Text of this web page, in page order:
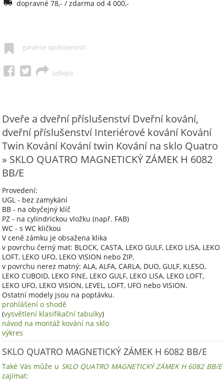
dopravné 78,- / zdarma od 4 000,-
garance spokojenosti
sdílejte
Dveře a dveřní příslušenství Dveřní kování,
dveřní příslušenství Interiérové kování Kování
Twin Kování Kování twin Kování na sklo Quatro
» SKLO QUATRO MAGNETICKÝ ZÁMEK H 6082
BB/E
Provedení:
UGL - bez zamykání
BB - na obyčejný klíč
PZ - na cylindrickou vložku (např. FAB)
WC - s WC kličkou
V ceně zámku je obsažena klika
v povrchu černý mat: BLOCK, CASTA, LEKO GULF, LEKO LISA, LEKO
LOFT, LEKO UFO, LEKO VISION nebo ZIP,
v povrchu nerez matný: ALA, ALFA, CARLA, DUO, GULF, KLESO,
LEKO CUBOID, LEKO FINE, LEKO GULF, LEKO LISA, LEKO LOFT,
LEKO UFO, LEKO VISION, LEVEL, LOFT, UFO nebo VISION.
Ostatní modely jsou na poptávku.
prohlášení o shodě
(vysvětlení klasifikační tabulky)
návod na montáž kování na sklo
výkres
SKLO QUATRO MAGNETICKÝ ZÁMEK H 6082 BB/E
Také Vás může u SKLO QUATRO MAGNETICKÝ ZÁMEK H 6082 BB/E
zajímat: